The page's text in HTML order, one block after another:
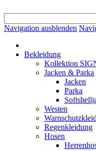
Navigation ausblenden
Bekleidung
Kollektion
Jacken & Parka
Jacken
Parka
Westen
Regenkleidung
Hosen